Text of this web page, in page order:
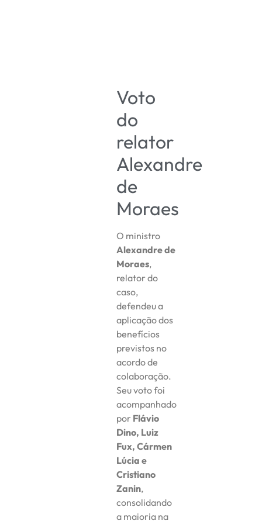
Voto
do
relator
Alexandre
de
Moraes
O ministro
Alexandre de
Moraes,
relator do
caso,
defendeu a
aplicação dos
benefícios
previstos no
acordo de
colaboração.
Seu voto foi
acompanhado
por Flávio
Dino, Luiz
Fux, Cármen
Lúcia e
Cristiano
Zanin,
consolidando
a maioria na